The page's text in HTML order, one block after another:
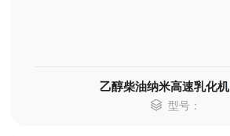
乙醇柴油纳米高速乳化机
型号：